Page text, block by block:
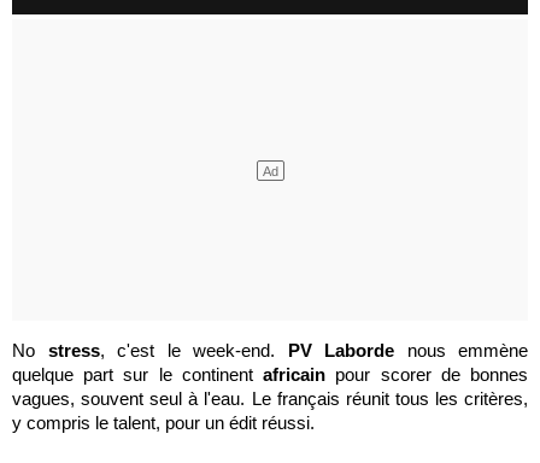
No stress, c'est le week-end. PV Laborde nous emmène
quelque part sur le continentafricain pour scorer de bonnes
vagues, souvent seul à l'eau. Le français réunit tous les critères,
y compris le talent, pour un édit réussi.